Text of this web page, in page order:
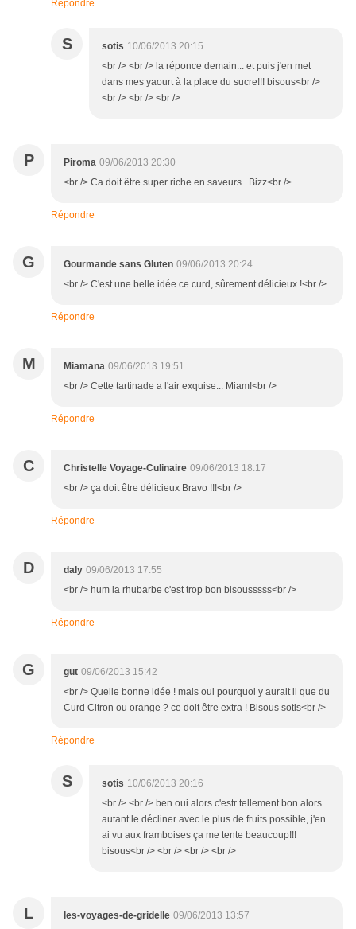
Répondre
S sotis 10/06/2013 20:15
<br /> <br /> la réponce demain... et puis j'en met
dans mes yaourt à la place du sucre!!! bisous<br />
<br /> <br /> <br />
P Piroma 09/06/2013 20:30
<br /> Ca doit être super riche en saveurs...Bizz<br />
Répondre
G Gourmande sans Gluten 09/06/2013 20:24
<br /> C'est une belle idée ce curd, sûrement délicieux !<br />
Répondre
M Miamana 09/06/2013 19:51
<br /> Cette tartinade a l'air exquise... Miam!<br />
Répondre
C Christelle Voyage-Culinaire 09/06/2013 18:17
<br /> ça doit être délicieux Bravo !!!<br />
Répondre
D daly 09/06/2013 17:55
<br /> hum la rhubarbe c'est trop bon bisousssss<br />
Répondre
G gut 09/06/2013 15:42
<br /> Quelle bonne idée ! mais oui pourquoi y aurait il que du
Curd Citron ou orange ? ce doit être extra ! Bisous sotis<br />
Répondre
S sotis 10/06/2013 20:16
<br /> <br /> ben oui alors c'estr tellement bon alors
autant le décliner avec le plus de fruits possible, j'en
ai vu aux framboises ça me tente beaucoup!!!
bisous<br /> <br /> <br /> <br />
L les-voyages-de-gridelle 09/06/2013 13:57